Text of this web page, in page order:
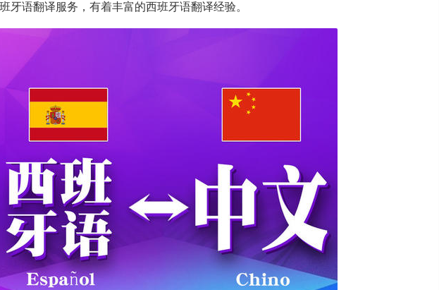
牙语翻译服务，有着丰富的西班牙语翻译经验。